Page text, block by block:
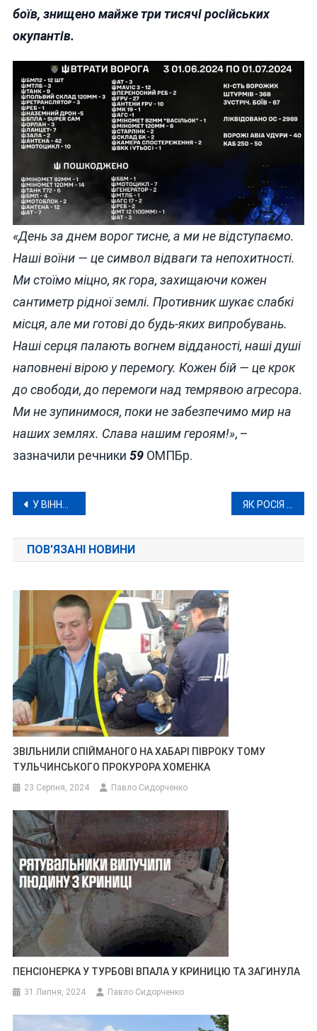
боїв, знищено майже три тисячі російських
окупантів.
«День за днем ворог тисне, а ми не відступаємо.
Наші воїни — це символ відваги та непохитності.
Ми стоїмо міцно, як гора, захищаючи кожен
сантиметр рідної землі. Противник шукає слабкі
місця, але ми готові до будь-яких випробувань.
Наші серця палають вогнем відданості, наші душі
наповнені вірою у перемогу. Кожен бій — це крок
до свободи, до перемоги над темрявою агресора.
Ми не зупинимося, поки не забезпечимо мир на
наших землях. Слава нашим героям!», –
зазначили речники 59 ОМПБр.
Навігація
записів
У ВІННИЦІ П’ЯНИЙ ВОДІЙ ВТІК, ЗБИВШИ НА СМЕРТЬ 5-РІЧНУ ДИТИНУ
ПОВ'ЯЗАНІ НОВИНИ
ЗВІЛЬНИЛИ СПІЙМАНОГО НА ХАБАРІ ПІВРОКУ ТОМУ
ТУЛЬЧИНСЬКОГО ПРОКУРОРА ХОМЕНКА
23 Серпня, 2024 Павло Сидорченко
ПЕНСІОНЕРКА У ТУРБОВІ ВПАЛА У КРИНИЦЮ ТА ЗАГИНУЛА
31 Липня, 2024 Павло Сидорченко